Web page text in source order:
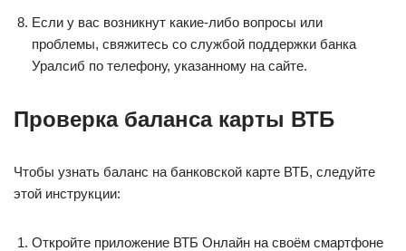
Если у вас возникнут какие-либо вопросы или
проблемы, свяжитесь со службой поддержки банка
Уралсиб по телефону, указанному на сайте.
Проверка баланса карты ВТБ
Чтобы узнать баланс на банковской карте ВТБ, следуйте
этой инструкции:
Откройте приложение ВТБ Онлайн на своём смартфоне